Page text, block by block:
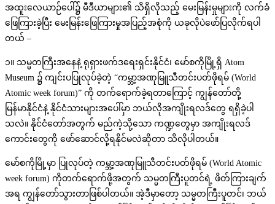
အထူးလေယာဉ်ပေါ်၌ မီဒီယာများ၏ သိရှိလိုသည့် မေးမြန်းမှုများကို လက်ခံ
ဖြေကြားခဲ့ပြီး မေးမြန်းဖြေကြားမှုအပြည့်အစုံကို ယခုလိုပဲဖော်ပြလိုက်ရပါ
တယ် –
၁။ သမ္မတကြီးအနေနဲ့ ရုရှားဖက်ဒရေးရှင်းနိုင်ငံ၊ မော်စကိုမြို့ရှိ Atom
Museum ၌ ကျင်းပပြုလုပ်ခဲ့တဲ့ “ကမ္ဘာ့အဏုမြူသီတင်းပတ်ဖိုရမ် (World
Atomic week forum)” ကို တက်ရောက်ခဲ့ရတာကြောင့် ကျွန်တော်တို့
မြန်မာနိုင်ငံနဲ့ နိုင်ငံသားများအပေါ်မှာ ဘယ်လိုအကျိုးရလဒ်တွေ ရရှိခဲ့ပါ
သလဲ။ နိုင်ငံတော်အတွက် မည်ကဲ့သို့သော ကဏ္ဍတွေမှာ အကျိုးရလဒ်
ကောင်းတွေကို ဖော်ဆောင်လို့ရနိုင်မလဲဆိုတာ သိလိုပါတယ်။
မော်စကိုမြို့မှာ ပြုလုပ်တဲ့ ကမ္ဘာ့အဏုမြူသီတင်းပတ်ဖိုရမ် (World Atomic
week forum) ကိုတက်ရောက်ဖို့အတွက် သမ္မတကြီးပူတင်ရဲ့ ဖိတ်ကြားချက်
အရ ကျွန်တော်သွားတာဖြစ်ပါတယ်။ အဲ့ဒီမှာတော့ သမ္မတကြီးပူတင်၊ ဘယ်